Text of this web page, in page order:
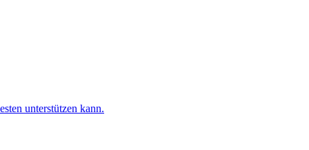
unterstützen kann.